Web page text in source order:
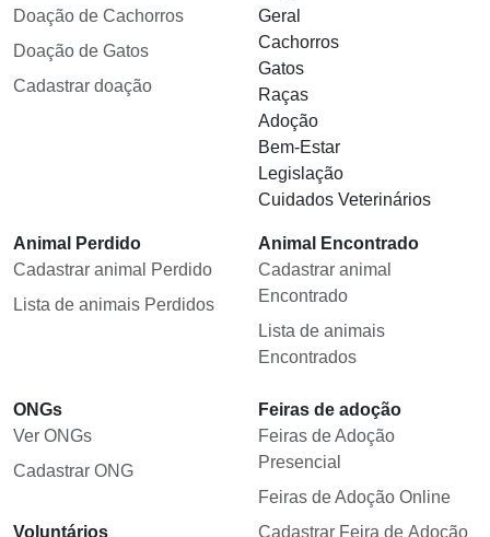
Doação de Cachorros
Doação de Gatos
Cadastrar doação
Geral
Cachorros
Gatos
Raças
Adoção
Bem-Estar
Legislação
Cuidados Veterinários
Animal Perdido
Cadastrar animal Perdido
Lista de animais Perdidos
Animal Encontrado
Cadastrar animal
Encontrado
Lista de animais
Encontrados
ONGs
Ver ONGs
Cadastrar ONG
Voluntários
Feiras de adoção
Feiras de Adoção
Presencial
Feiras de Adoção Online
Cadastrar Feira de Adoção